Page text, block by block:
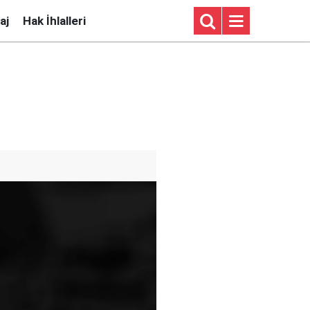
Hak İhlalleri